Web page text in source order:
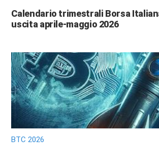
Calendario trimestrali Borsa
uscita aprile-maggio 2026
BTC 2026